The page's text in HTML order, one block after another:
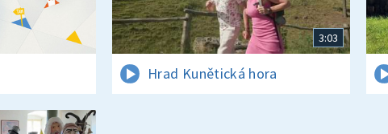
3:03
Hrad Kunětická hora